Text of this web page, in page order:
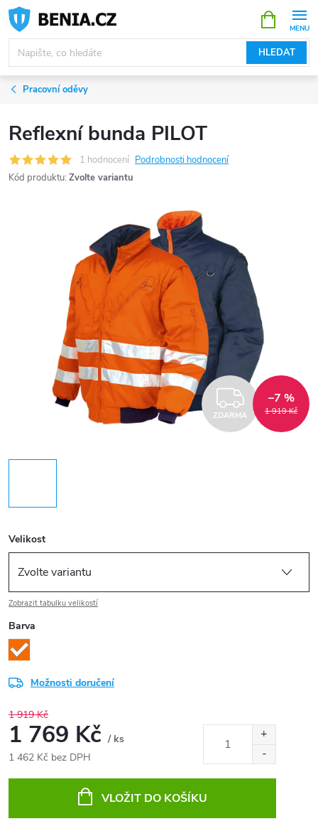
Přejít
obsah
HLEDAT
NÁKUPNÍ
KOŠÍK
Pracovní oděvy
Reflexní bunda PILOT
1 hodnocení Podrobnosti hodnocení
Kód produktu: Zvolte variantu
ZDARMA 1 919 Kč
–7 %
Velikost
Zobrazit tabulku velikostí
Barva
Možnosti doručení
1 919 Kč
1 769 Kč / ks
1 462 Kč bez DPH
VLOŽIT DO KOŠÍKU